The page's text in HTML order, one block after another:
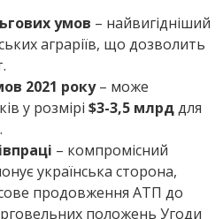
умов – найвигідніший
аграріїв, що дозволить
2021 року– може
у розмірі $3-3,5 млрддля
– компромісний
українська сторона,
продовження АТП до
положень Угоди